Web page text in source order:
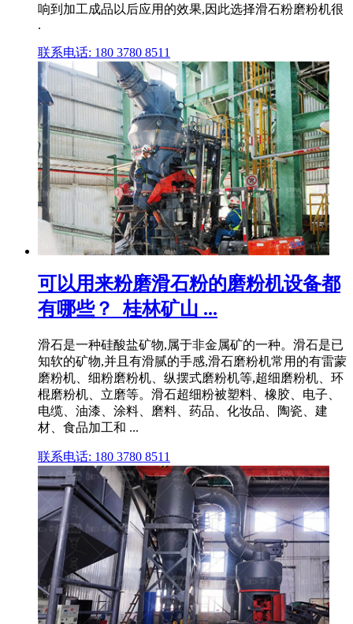
响到加工成品以后应用的效果,因此选择滑石粉磨粉机很
.
联系电话: 180 3780 8511
可以用来粉磨滑石粉的磨粉机设备都
有哪些？_桂林矿山 ...
滑石是一种硅酸盐矿物,属于非金属矿的一种。滑石是已
知软的矿物,并且有滑腻的手感,滑石磨粉机常用的有雷蒙
磨粉机、细粉磨粉机、纵摆式磨粉机等,超细磨粉机、环
棍磨粉机、立磨等。滑石超细粉被塑料、橡胶、电子、
电缆、油漆、涂料、磨料、药品、化妆品、陶瓷、建
材、食品加工和 ...
联系电话: 180 3780 8511